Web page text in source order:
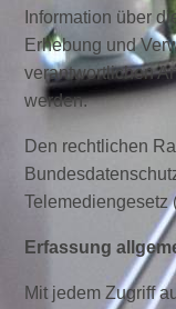
Information über
Erhebung und
verantwortlichen
werden.
Den rechtlichen
Telemediengesetz
Erfassung
Mit jedem Zugriff